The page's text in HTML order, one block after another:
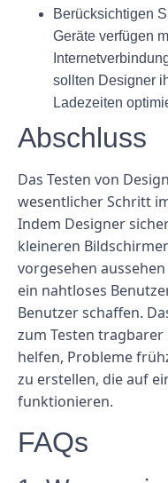
Berücksichtigen
Geräte verfügen
sollten Designer
Ladezeiten
Abschluss
Das Testen von
wesentlicher Schritt
Indem Designer
kleineren
vorgesehen
ein nahtloses
Benutzer schaffen.
zum Testen
helfen, Probleme
zu erstellen, die auf
funktionieren.
FAQs